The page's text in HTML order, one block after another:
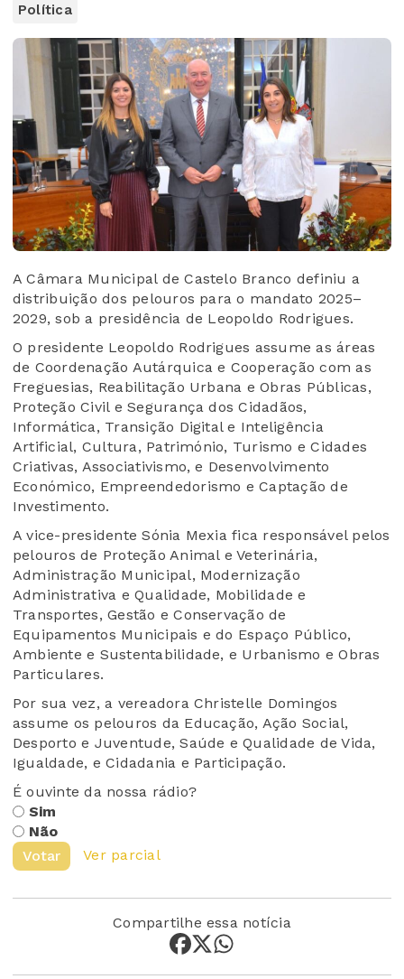
Política
A Câmara Municipal de Castelo Branco definiu a
distribuição dos pelouros para o mandato 2025–
2029, sob a presidência de Leopoldo Rodrigues.
O presidente Leopoldo Rodrigues assume as áreas
de Coordenação Autárquica e Cooperação com as
Freguesias, Reabilitação Urbana e Obras Públicas,
Proteção Civil e Segurança dos Cidadãos,
Informática, Transição Digital e Inteligência
Artificial, Cultura, Património, Turismo e Cidades
Criativas, Associativismo, e Desenvolvimento
Económico, Empreendedorismo e Captação de
Investimento.
A vice-presidente Sónia Mexia fica responsável pelos
pelouros de Proteção Animal e Veterinária,
Administração Municipal, Modernização
Administrativa e Qualidade, Mobilidade e
Transportes, Gestão e Conservação de
Equipamentos Municipais e do Espaço Público,
Ambiente e Sustentabilidade, e Urbanismo e Obras
Particulares.
Por sua vez, a vereadora Christelle Domingos
assume os pelouros da Educação, Ação Social,
Desporto e Juventude, Saúde e Qualidade de Vida,
Igualdade, e Cidadania e Participação.
É ouvinte da nossa rádio?
Sim
Não
Votar
Ver parcial
Compartilhe essa notícia